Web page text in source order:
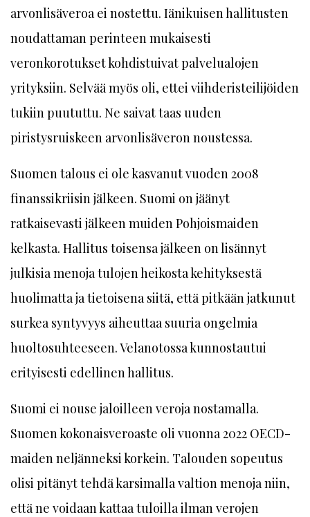
arvonlisäveroa ei nostettu. Iänikuisen hallitusten
noudattaman perinteen mukaisesti
veronkorotukset kohdistuivat palvelualojen
yrityksiin. Selvää myös oli, ettei viihderisteilijöiden
tukiin puututtu. Ne saivat taas uuden
piristysruiskeen arvonlisäveron noustessa.
Suomen talous ei ole kasvanut vuoden 2008
finanssikriisin jälkeen. Suomi on jäänyt
ratkaisevasti jälkeen muiden Pohjoismaiden
kelkasta. Hallitus toisensa jälkeen on lisännyt
julkisia menoja tulojen heikosta kehityksestä
huolimatta ja tietoisena siitä, että pitkään jatkunut
surkea syntyvyys aiheuttaa suuria ongelmia
huoltosuhteeseen. Velanotossa kunnostautui
erityisesti edellinen hallitus.
Suomi ei nouse jaloilleen veroja nostamalla.
Suomen kokonaisveroaste oli vuonna 2022 OECD-
maiden neljänneksi korkein. Talouden sopeutus
olisi pitänyt tehdä karsimalla valtion menoja niin,
että ne voidaan kattaa tuloilla ilman verojen